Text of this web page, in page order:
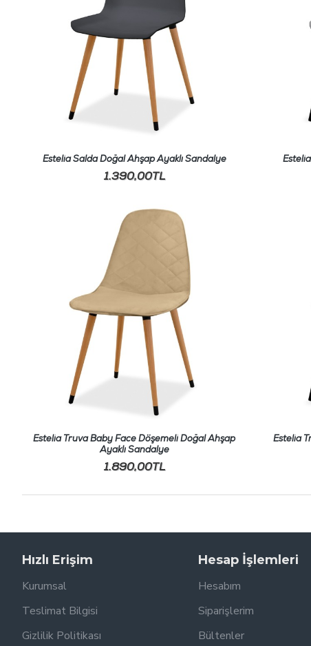
Estelia Salda Doğal Ahşap Ayaklı Sandalye
1.390,00TL
Estelia Truva Baby Face Döşemeli Doğal Ahşap
Ayaklı Sandalye
1.890,00TL
Estelia
Hızlı Erişim
Kurumsal
Teslimat Bilgisi
Gizlilik Politikası
Hesap İşlemleri
Hesabım
Siparişlerim
Bültenler